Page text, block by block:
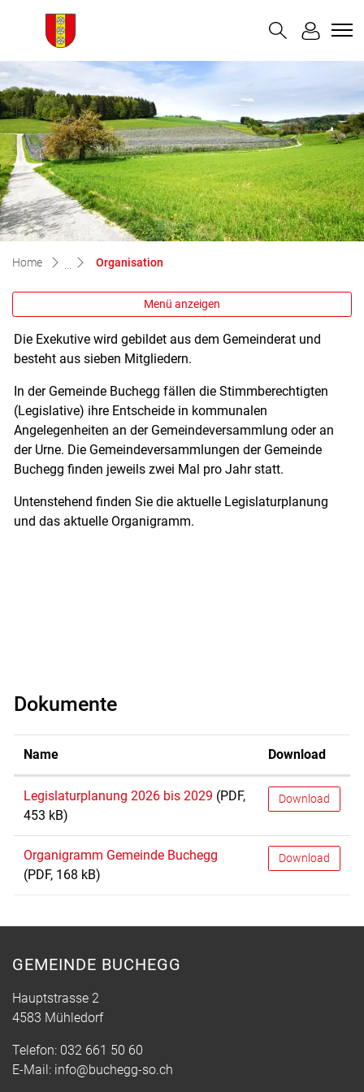
zur Startseite
Direkt zur Hauptnavigation
Direkt zum Inhalt
Direkt zur Suche
Direkt zum Stichwortverzeichnis
Home Organisation
Menü anzeigen
Die Exekutive wird gebildet aus dem Gemeinderat und
besteht aus sieben Mitgliedern.
In der Gemeinde Buchegg fällen die Stimmberechtigten
(Legislative) ihre Entscheide in kommunalen
Angelegenheiten an der Gemeindeversammlung oder an
der Urne. Die Gemeindeversammlungen der Gemeinde
Buchegg finden jeweils zwei Mal pro Jahr statt.
Untenstehend finden Sie die aktuelle Legislaturplanung
und das aktuelle Organigramm.
Dokumente
Name Download
Legislaturplanung 2026 bis 2029 (PDF,
453 kB)
Download
Organigramm Gemeinde Buchegg
(PDF, 168 kB)
Download
GEMEINDE BUCHEGG
Hauptstrasse 2
4583 Mühledorf
Telefon: 032 661 50 60
E-Mail: info@buchegg-so.ch